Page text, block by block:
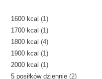
1600 kcal 11
produkt
1700 kcal 11
produkt
1800 kcal 44
produkty
1900 kcal 11
produkt
2000 kcal 11
produkt
5 posiłków dziennie 22